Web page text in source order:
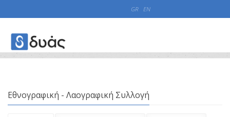
GR EN
Registries Collections
Εθνογραφική - Λαογραφική Συλλογή